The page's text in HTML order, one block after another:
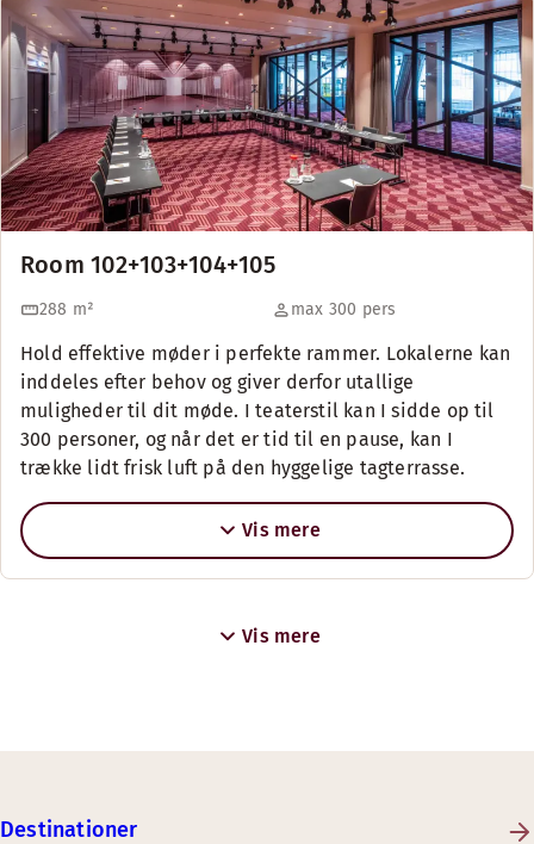
Room 102+103+104+105
288 m² max 300 pers
Hold effektive møder i perfekte rammer. Lokalerne kan
inddeles efter behov og giver derfor utallige
muligheder til dit møde. I teaterstil kan I sidde op til
300 personer, og når det er tid til en pause, kan I
trække lidt frisk luft på den hyggelige tagterrasse.
Vis mere
Vis mere
Destinationer